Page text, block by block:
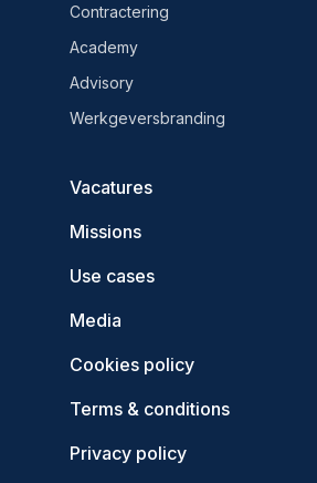
Contractering
Academy
Advisory
Werkgeversbranding
Vacatures
Missions
Use cases
Media
Cookies policy
Terms & conditions
Privacy policy